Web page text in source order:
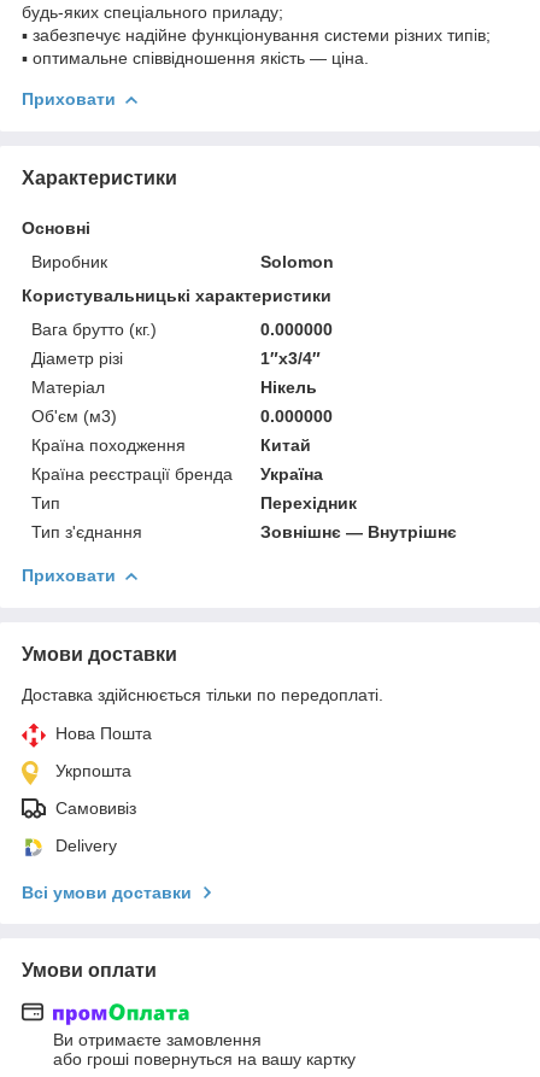
будь-яких спеціального приладу;
▪ забезпечує надійне функціонування системи різних типів;
▪ оптимальне співвідношення якість — ціна.
Приховати
Характеристики
Основні
Виробник
Solomon
Користувальницькі характеристики
Вага брутто (кг.)
0.000000
Діаметр різі
1″x3/4″
Матеріал
Нікель
Об'єм (м3)
0.000000
Країна походження
Китай
Країна реєстрації бренда
Україна
Тип
Перехідник
Тип з'єднання
Зовнішнє — Внутрішнє
Приховати
Умови доставки
Доставка здійснюється тільки по передоплаті.
Нова Пошта
Укрпошта
Самовивіз
Delivery
Всі умови доставки
Умови оплати
Ви отримаєте замовлення
або гроші повернуться на вашу картку